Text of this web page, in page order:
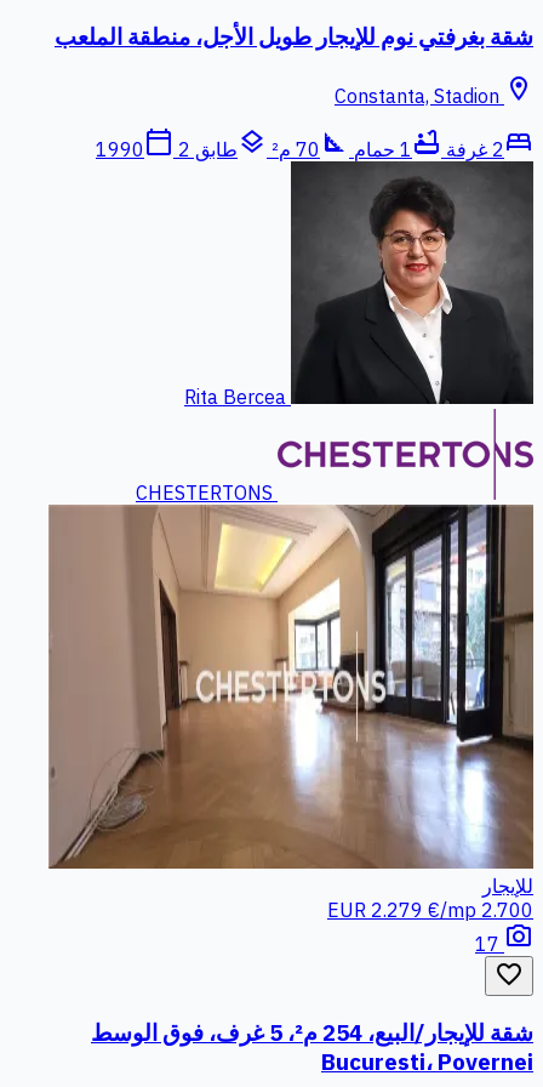
شقة بغرفتي نوم للإيجار طويل الأجل، منطقة الملعب
location_on
bed 2 غرفة bathtub 1 حمام square_foot 70 م² layers طابق 2 calendar_today
1990
Rita Bercea
CHESTERTONS
للإيجار
2.700 EUR
2.279 €/mp
photo_camera
favorite_border
شقة للإيجار/البيع، 254 م²، 5 غرف، فوق الوسط
Bucuresti، Povernei